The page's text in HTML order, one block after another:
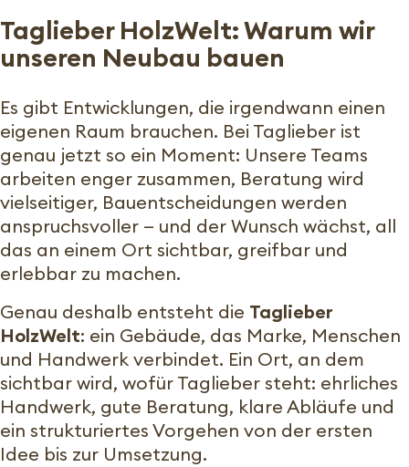
Taglieber HolzWelt: Warum wir
unseren Neubau bauen
Es gibt Entwicklungen, die irgendwann einen
eigenen Raum brauchen. Bei Taglieber ist
genau jetzt so ein Moment: Unsere Teams
arbeiten enger zusammen, Beratung wird
vielseitiger, Bauentscheidungen werden
anspruchsvoller — und der Wunsch wächst, all
das an einem Ort sichtbar, greifbar und
erlebbar zu machen.
Genau deshalb entsteht die Taglieber
HolzWelt: ein Gebäude, das Marke, Menschen
und Handwerk verbindet. Ein Ort, an dem
sichtbar wird, wofür Taglieber steht: ehrliches
Handwerk, gute Beratung, klare Abläufe und
ein strukturiertes Vorgehen von der ersten
Idee bis zur Umsetzung.